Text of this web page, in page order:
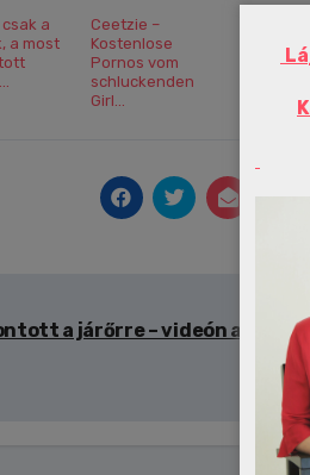
a
a most
Ceetzie –
Kostenlose
Pornos vom
schluckenden
Girl...
a járőrre – videón a